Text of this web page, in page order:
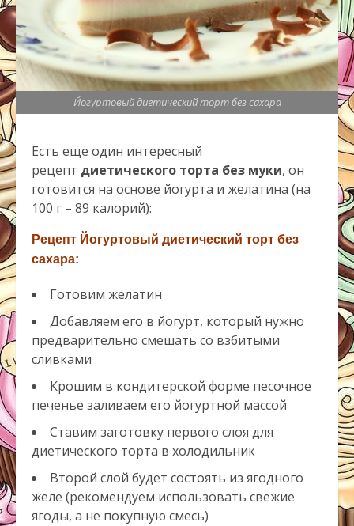
Йогуртовый диетический торт без сахара
Есть еще один интересный
рецепт диетического торта без муки, он
готовится на основе йогурта и желатина (на
100 г – 89 калорий):
Рецепт Йогуртовый диетический торт без
сахара:
Готовим желатин
Добавляем его в йогурт, который нужно
предварительно смешать со взбитыми
сливками
Крошим в кондитерской форме песочное
печенье заливаем его йогуртной массой
Ставим заготовку первого слоя для
диетического торта в холодильник
Второй слой будет состоять из ягодного
желе (рекомендуем использовать свежие
ягоды, а не покупную смесь)